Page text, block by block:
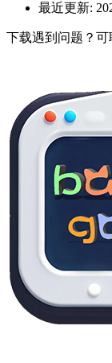
最近更新:
下载遇到问题？